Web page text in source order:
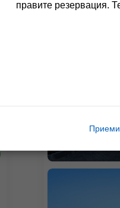
правите резервация.